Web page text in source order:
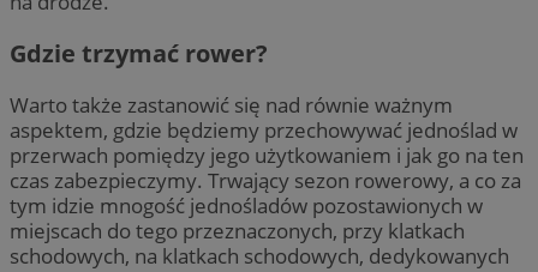
Gdzie trzymać rower?
Warto także zastanowić się nad równie ważnym
aspektem, gdzie będziemy przechowywać jednoślad w
przerwach pomiędzy jego użytkowaniem i jak go na ten
czas zabezpieczymy. Trwający sezon rowerowy, a co za
tym idzie mnogość jednośladów pozostawionych w
miejscach do tego przeznaczonych, przy klatkach
schodowych, na klatkach schodowych, dedykowanych